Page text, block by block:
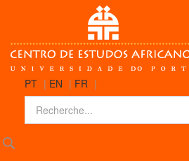
PT | EN | FR |